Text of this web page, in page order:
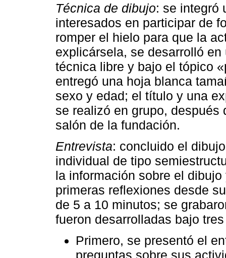
Técnica de dibujo: se integró
interesados en participar de
romper el hielo para que la
explicársela, se desarrolló
técnica libre y bajo el tópico
entregó una hoja blanca
sexo y edad; el título y una
se realizó en grupo,
salón de la fundación.
Entrevista: concluido el
individual de tipo
la información sobre el
primeras reflexiones desde
de 5 a 10 minutos; se
fueron desarrolladas bajo
Primero, se presentó el